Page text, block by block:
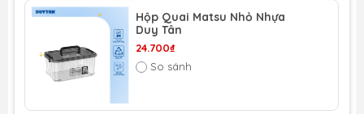
Hộp Quai Matsu Nhỏ Nhựa
Duy Tân
24.700₫
So sánh